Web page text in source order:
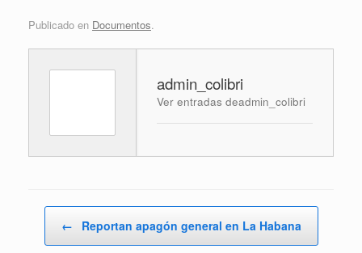
Publicado en Documentos.
admin_colibri
Ver entradas deadmin_colibri
← Reportan apagón general en La Habana